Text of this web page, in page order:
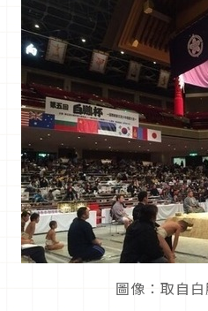
圖像：取自